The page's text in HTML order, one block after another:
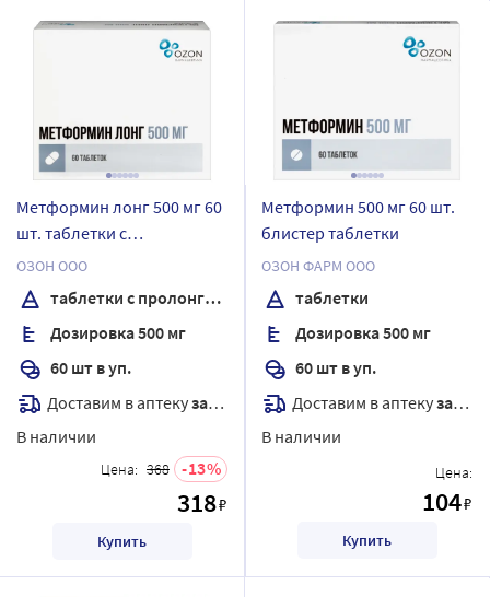
Метформин лонг 500 мг 60
шт. таблетки с
пролонгированным
высвобождением
ОЗОН ООО
таблетки с пролонгированным высвобождением
Дозировка 500 мг
60 шт в уп.
Доставим в аптекузавтра
В наличии
Цена: 368 13
318₽
Купить
Метформин 500 мг 60 шт.
блистер таблетки
ОЗОН ФАРМ ООО
таблетки
Дозировка 500 мг
60 шт в уп.
Доставим в аптекузавтра
В наличии
Цена:
104₽
Купить